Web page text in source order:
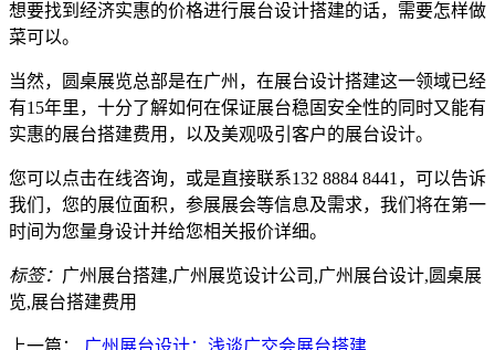
想要找到经济实惠的价格进行展台设计搭建的话，需要怎样做
菜可以。
当然，圆桌展览总部是在广州，在展台设计搭建这一领域已经
有15年里，十分了解如何在保证展台稳固安全性的同时又能有
实惠的展台搭建费用，以及美观吸引客户的展台设计。
您可以点击在线咨询，或是直接联系132 8884 8441，可以告诉
我们，您的展位面积，参展展会等信息及需求，我们将在第一
时间为您量身设计并给您相关报价详细。
标签： 广州展台搭建,广州展览设计公司,广州展台设计,圆桌展
览,展台搭建费用